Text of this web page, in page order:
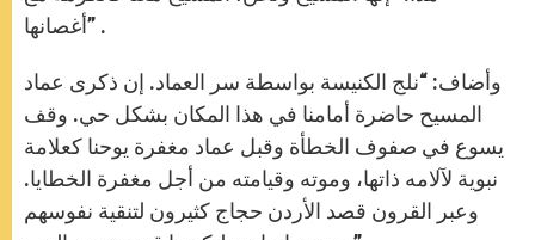
أغصانها” .
وأضاف: “نلج الكنيسة بواسطة سر العماد. إن ذكرى عماد
المسيح حاضرة أمامنا في هذا المكان بشكل حي. وقف
يسوع في صفوف الخطأة وقبل عماد مغفرة يوحنا كعلامة
نبوية لآلامه ذاتها، وموته وقيامته من أجل مغفرة الخطايا.
وعبر القرون قصد الأردن حجاج كثيرون لتنقية نفوسهم